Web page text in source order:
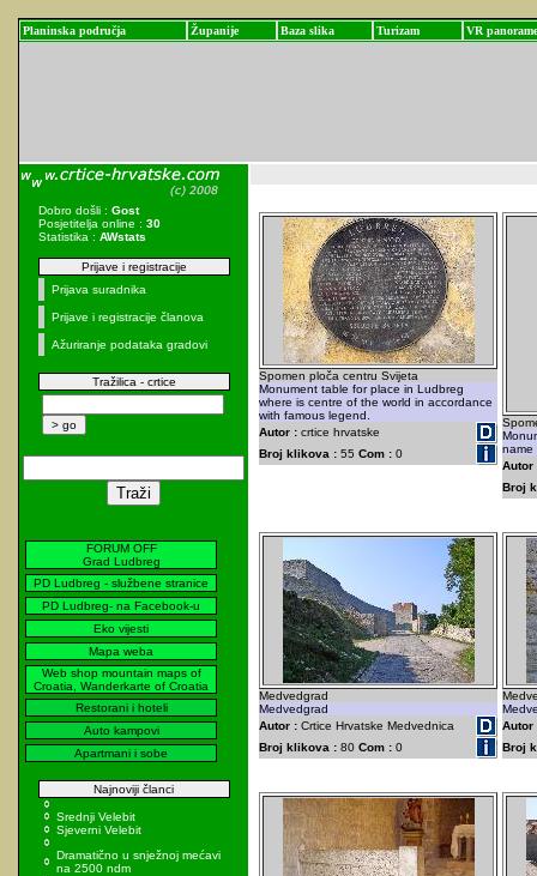
Planinska područja Županije Baza slika Turizam VR panorame
Dobro došli : Gost
Posjetitelja online : 30
Statistika : AWstats
Prijave i registracije
Prijava suradnika
Prijave i registracije članova
Ažuriranje podataka gradovi
Tražilica - crtice
FORUM OFF
Grad Ludbreg
PD Ludbreg - službene stranice
PD Ludbreg- na Facebook-u
Eko vijesti
Mapa weba
Web shop mountain maps of
Croatia, Wanderkarte of Croatia
Restorani i hoteli
Auto kampovi
Apartmani i sobe
Najnoviji članci
Srednji Velebit
Sjeverni Velebit
Dramatično u snježnoj mećavi
na 2500 ndm
Spomen ploča centru Svijeta
Monument table for place in Ludbreg
where is centre of the world in accordance
with famous legend.
Autor : crtice hrvatske
Broj klikova : 55 Com : 0
name
Autor
Broj
Medvedgrad
Medvedgrad
Autor : Crtice Hrvatske Medvednica
Broj klikova : 80 Com : 0
Autor
Broj